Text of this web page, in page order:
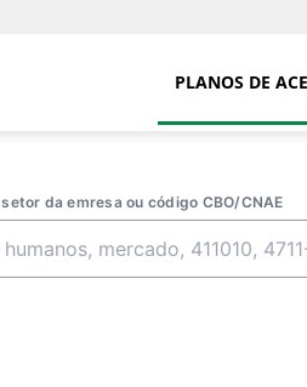
PLANOS DE
da emresa ou código CBO/CNAE